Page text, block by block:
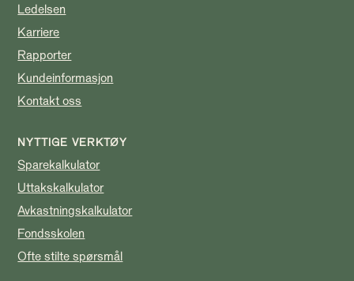
Ledelsen
Karriere
Rapporter
Kundeinformasjon
Kontakt oss
NYTTIGE VERKTØY
Sparekalkulator
Uttakskalkulator
Avkastningskalkulator
Fondsskolen
Ofte stilte spørsmål